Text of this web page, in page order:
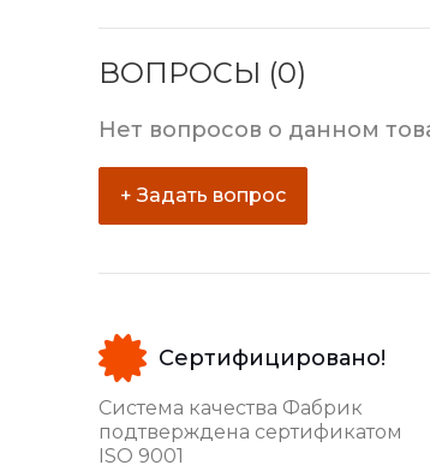
ВОПРОСЫ (0)
Нет вопросов о данном
+ Задать вопрос
Сертифицировано!
Система качества Фабрик
подтверждена сертификатом
ISO 9001